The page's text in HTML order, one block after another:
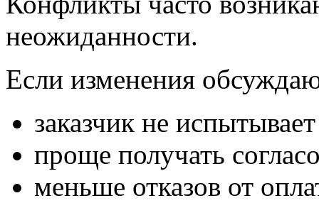
неожиданности.
Если изменения
заказчик не
проще получать
меньше отказов от